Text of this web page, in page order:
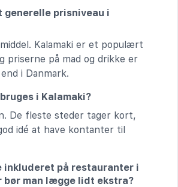
generelle prisniveau i
Kalamaki er et populært
priserne på mad og drikke er
i Danmark.
i Kalamaki?
De fleste steder tager kort,
idé at have kontanter til
inkluderet på restauranter i
bør man lægge lidt ekstra?